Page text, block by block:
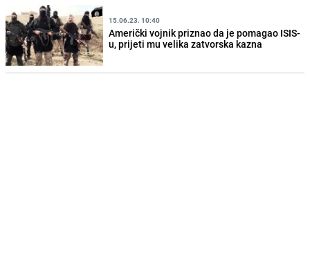
15.06.23. 10:40
Američki vojnik priznao da je pomagao ISIS-
u, prijeti mu velika zatvorska kazna